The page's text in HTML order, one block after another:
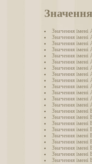
Значення імені
Значення імені
Значення імені
Значення імені
Значення імені
Значення імені
Значення імені
Значення імені
Значення імені
Значення імені
Значення імені
Значення імені
Значення імені
Значення імені
Значення імені
Значення імені
Значення імені
Значення імені
Значення імені
Значення імені
Значення імені
Значення імені